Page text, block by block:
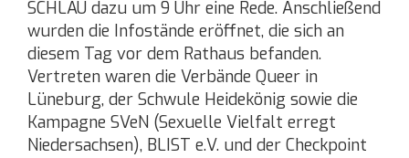
SCHLAU dazu um 9 Uhr eine Rede. Anschließend
wurden die Infostände eröffnet, die sich an
diesem Tag vor dem Rathaus befanden.
Vertreten waren die Verbände Queer in
Lüneburg, der Schwule Heidekönig sowie die
Kampagne SVeN (Sexuelle Vielfalt erregt
Niedersachsen), BLIST e.V. und der Checkpoint